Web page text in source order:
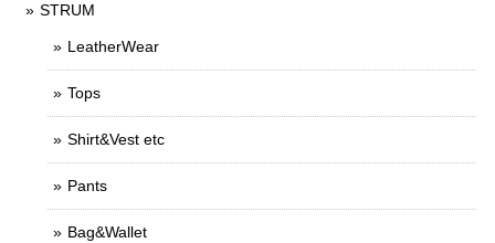
STRUM
LeatherWear
Tops
Shirt&Vest etc
Pants
Bag&Wallet